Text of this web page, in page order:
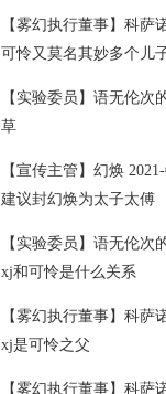
【雾幻执行董事】科萨
可怜又莫名其妙多个儿
【实验委员】语无伦次
草
【宣传主管】幻焕
建议封幻焕为太子太傅
【实验委员】语无伦次
xj和可怜是什么关系
【雾幻执行董事】科萨
xj是可怜之父
【雾幻执行董事】科萨